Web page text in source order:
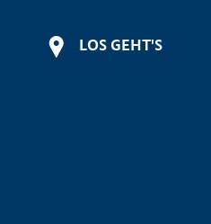
LOS GEHT'S